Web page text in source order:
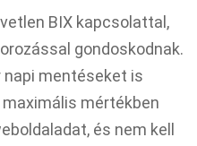
BIX kapcsolattal,
gondoskodnak.
napi mentéseket is
mértékben
és nem kell